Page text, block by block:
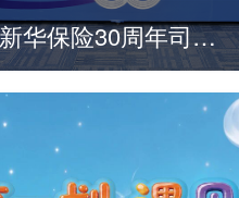
"三优"惠民！新华保险30周年司庆重磅产品发布